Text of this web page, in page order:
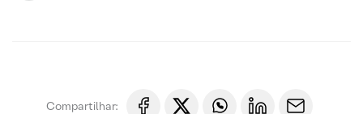
Compartilhar: